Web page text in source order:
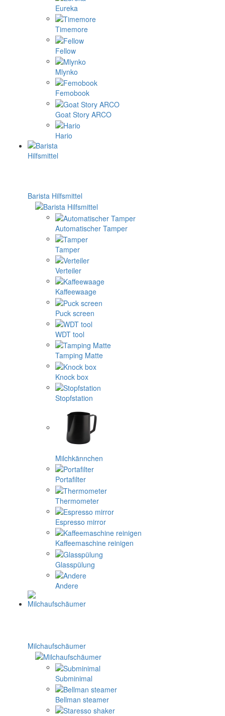
Eureka
Timemore
Fellow
Mlynko
Femobook
Goat Story ARCO
Hario
Barista Hilfsmittel
Automatischer Tamper
Tamper
Verteiler
Kaffeewaage
Puck screen
WDT tool
Tamping Matte
Knock box
Stopfstation
Milchkännchen
Portafilter
Thermometer
Espresso mirror
Kaffeemaschine reinigen
Glasspülung
Andere
Milchaufschäumer
Subminimal
Bellman steamer